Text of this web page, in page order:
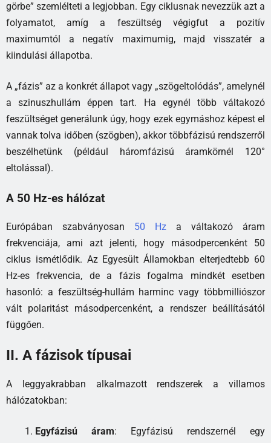
görbe” szemlélteti a legjobban. Egy ciklusnak nevezzük azt a
folyamatot, amíg a feszültség végigfut a pozitív
maximumtól a negatív maximumig, majd visszatér a
kiindulási állapotba.
A „fázis” az a konkrét állapot vagy „szögeltolódás”, amelynél
a szinuszhullám éppen tart. Ha egynél több váltakozó
feszültséget generálunk úgy, hogy ezek egymáshoz képest el
vannak tolva időben (szögben), akkor többfázisú rendszerről
beszélhetünk (például háromfázisú áramkörnél 120°
eltolással).
A 50 Hz-es hálózat
Európában szabványosan 50 Hz a váltakozó áram
frekvenciája, ami azt jelenti, hogy másodpercenként 50
ciklus ismétlődik. Az Egyesült Államokban elterjedtebb 60
Hz-es frekvencia, de a fázis fogalma mindkét esetben
hasonló: a feszültség-hullám harminc vagy többmilliószor
vált polaritást másodpercenként, a rendszer beállításától
függően.
II. A fázisok típusai
A leggyakrabban alkalmazott rendszerek a villamos
hálózatokban:
Egyfázisú áram: Egyfázisú rendszernél egy